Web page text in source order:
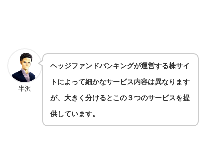
半沢
ヘッジファンドバンキングが運営する株サイ
トによって細かなサービス内容は異なります
が、大きく分けるとこの３つのサービスを提
供しています。